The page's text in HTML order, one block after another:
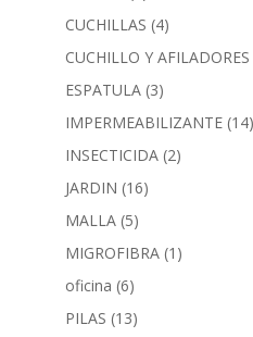
CUCHILLAS (4)
CUCHILLO Y AFILADORES
ESPATULA (3)
IMPERMEABILIZANTE (14)
INSECTICIDA (2)
JARDIN (16)
MALLA (5)
MIGROFIBRA (1)
oficina (6)
PILAS (13)